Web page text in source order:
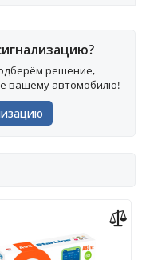
решение,
вашему автомобилю!